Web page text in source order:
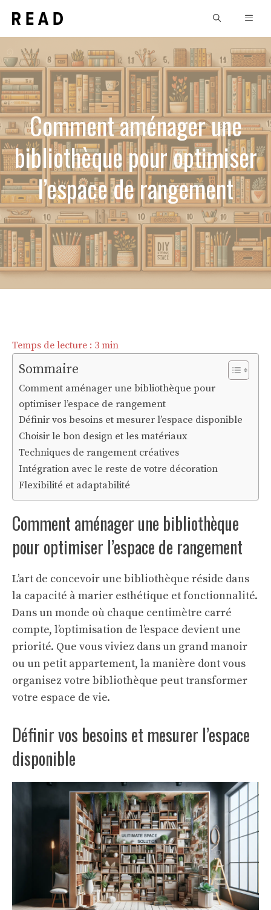
contenu
Comment aménager une
bibliothèque pour optimiser
l’espace de rangement
Temps de lecture : 3 min
Sommaire
Comment aménager une bibliothèque pour
optimiser l’espace de rangement
Définir vos besoins et mesurer l’espace disponible
Choisir le bon design et les matériaux
Techniques de rangement créatives
Intégration avec le reste de votre décoration
Flexibilité et adaptabilité
Comment aménager une bibliothèque
pour optimiser l’espace de rangement
L’art de concevoir une bibliothèque réside dans
la capacité à marier esthétique et fonctionnalité.
Dans un monde où chaque centimètre carré
compte, l’optimisation de l’espace devient une
priorité. Que vous viviez dans un grand manoir
ou un petit appartement, la manière dont vous
organisez votre bibliothèque peut transformer
votre espace de vie.
Définir vos besoins et mesurer l’espace
disponible